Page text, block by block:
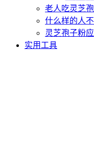
老人吃灵芝
什么样的人
灵芝孢子粉
实用工具